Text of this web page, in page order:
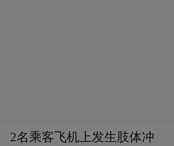
2名乘客飞机上发生肢体冲